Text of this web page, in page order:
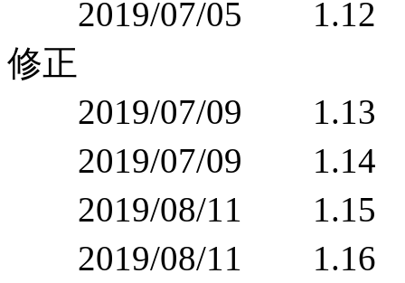
2019/07/05 1.12
修正
2019/07/09 1.13
2019/07/09 1.14 1
2019/08/11 1.15
2019/08/11 1.16